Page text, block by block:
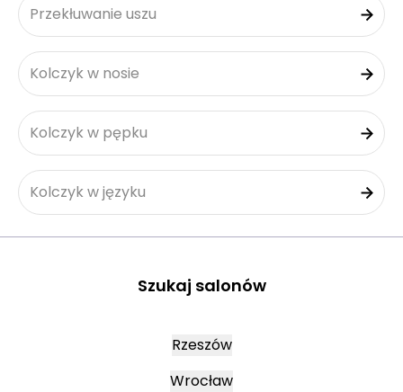
Przekłuwanie uszu
Kolczyk w nosie
Kolczyk w pępku
Kolczyk w języku
Szukaj salonów
Rzeszów
Wrocław